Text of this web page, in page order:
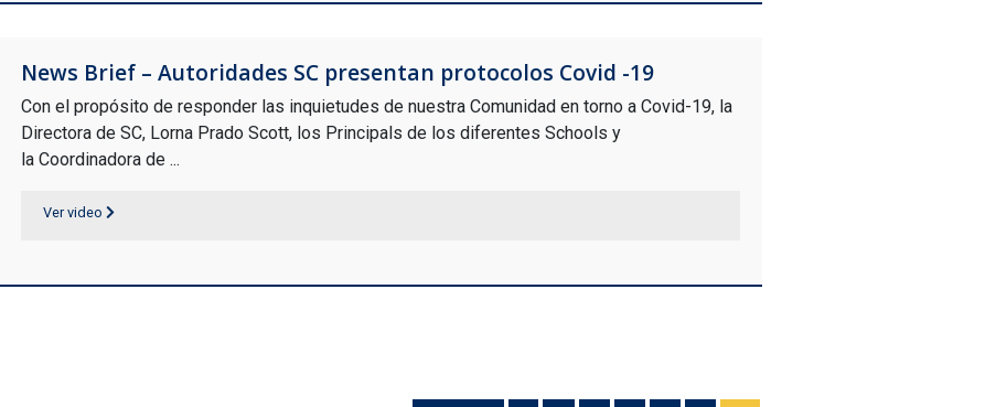
News Brief – Autoridades SC presentan protocolos Covid -19
Con el propósito de responder las inquietudes de nuestra Comunidad en torno a Covid-19, la
Directora de SC, Lorna Prado Scott, los Principals de los diferentes Schools y
la Coordinadora de ...
Ver video